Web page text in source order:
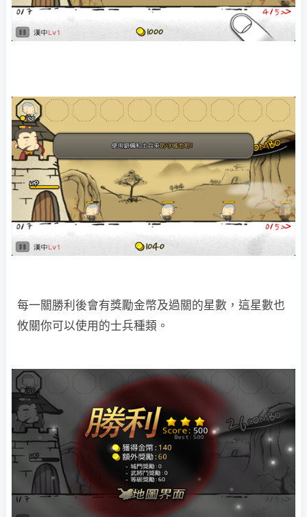
每一關勝利後會有獎勵金幣及過關的星數，這星數也
攸關你可以使用的士兵種類。